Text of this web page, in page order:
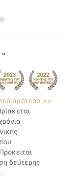
>>
δεύτερης